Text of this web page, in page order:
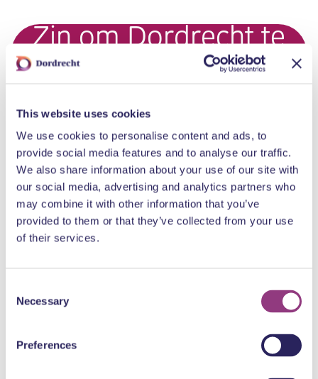
This website uses cookies
We use cookies to personalise content and ads, to
provide social media features and to analyse our traffic.
We also share information about your use of our site with
our social media, advertising and analytics partners who
may combine it with other information that you’ve
provided to them or that they’ve collected from your use
of their services.
Selection
Necessary
Preferences
Zin om Dordrecht te
verkennen?
Ontdek het Rondje Dordt
Dordrecht en water